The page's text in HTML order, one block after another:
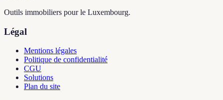
Outils immobiliers pour le Luxembourg.
Légal
Mentions légales
Politique de confidentialité
CGU
Solutions
Plan du site